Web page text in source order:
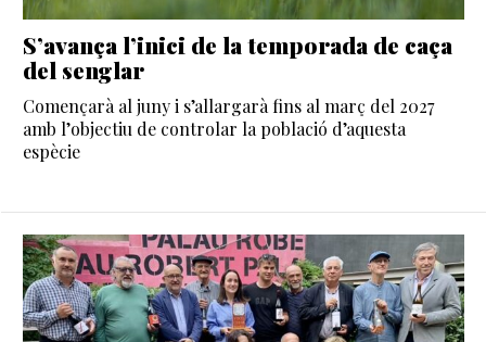
S’avança l’inici de la temporada de caça
del senglar
Començarà al juny i s’allargarà fins al març del 2027
amb l’objectiu de controlar la població d’aquesta
espècie